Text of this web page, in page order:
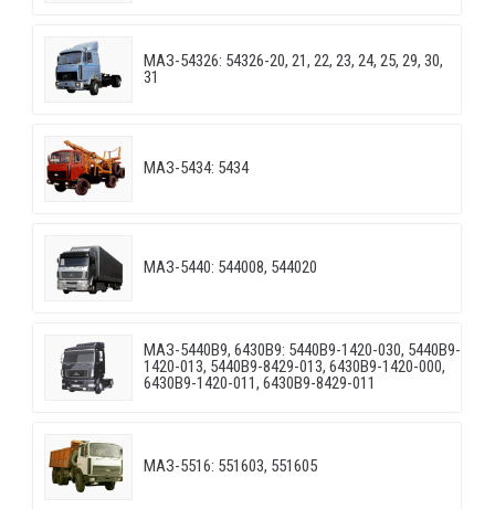
МАЗ-54326: 54326-20, 21, 22, 23, 24, 25, 29, 30,
31
МАЗ-5434: 5434
МАЗ-5440: 544008, 544020
МАЗ-5440B9, 6430B9: 5440B9-1420-030, 5440B9-
1420-013, 5440B9-8429-013, 6430B9-1420-000,
6430B9-1420-011, 6430B9-8429-011
МАЗ-5516: 551603, 551605